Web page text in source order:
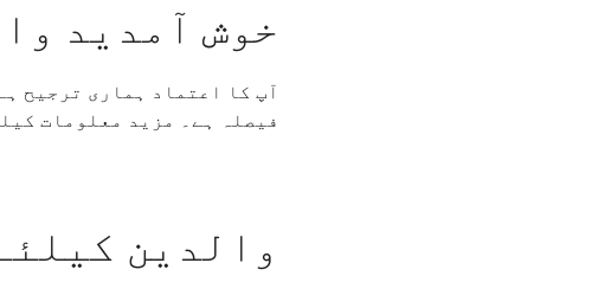
خوش آمدید
فیصلہ ہے۔ مزید معلومات
والدین